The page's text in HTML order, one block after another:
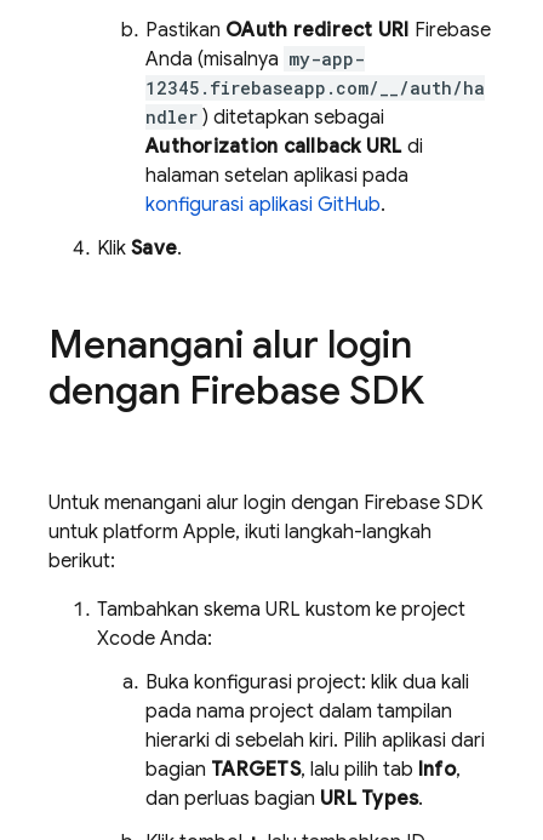
Pastikan OAuth redirect URI Firebase
Anda (misalnya my-app-
12345.firebaseapp.com/__/auth/ha
ndler ) ditetapkan sebagai
Authorization callback URLdi
halaman setelan aplikasi pada
konfigurasi aplikasi GitHub.
Klik Save.
Menangani alur login
dengan Firebase SDK
Untuk menangani alur login dengan Firebase SDK
untuk platform Apple, ikuti langkah-langkah
berikut:
Tambahkan skema URL kustom ke project
Xcode Anda:
Buka konfigurasi project: klik dua kali
pada nama project dalam tampilan
hierarki di sebelah kiri. Pilih aplikasi dari
bagian TARGETS, lalu pilih tab Info,
dan perluas bagian URL Types.